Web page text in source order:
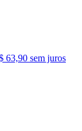
63,90 sem juros